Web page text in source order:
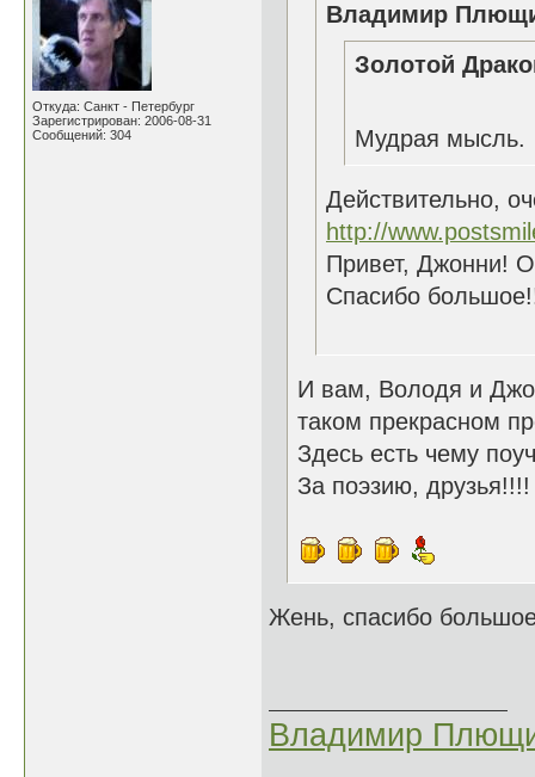
Откуда: Санкт - Петербург
Зарегистрирован: 2006-08-31
Сообщений: 304
Владимир
Золотой
Мудрая мысль.
Действительно,
http://
Привет, Джонни!
Спасибо
И вам, Володя и
таком прекрасном
Здесь есть чему
За поэзию, друзья!!!!
Жень, спасибо
Владимир